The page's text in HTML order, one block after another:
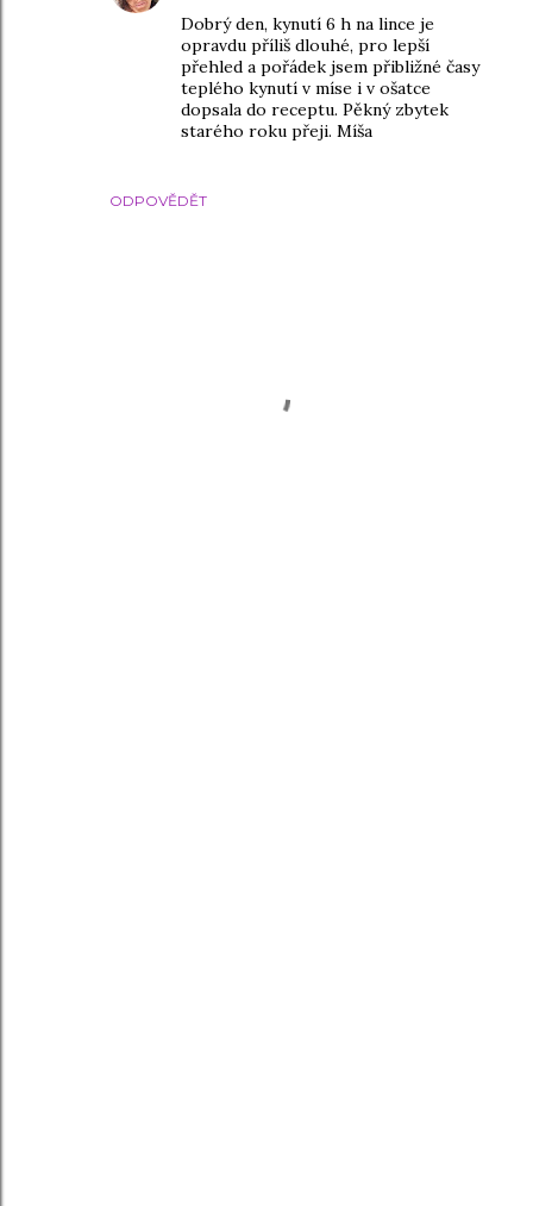
ODPOVĚDĚT
Dobrý den, kynutí 6 h na lince je
opravdu příliš dlouhé, pro lepší
přehled a pořádek jsem přibližné časy
teplého kynutí v míse i v ošatce
dopsala do receptu. Pěkný zbytek
starého roku přeji. Míša